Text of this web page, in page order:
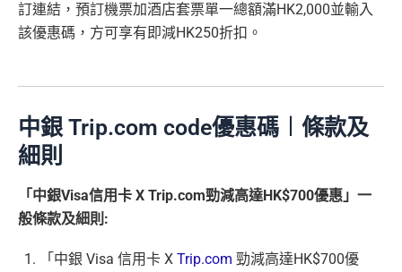
訂連結，預訂機票加酒店套票單一總額滿HK2,000並輸入
該優惠碼，方可享有即減HK250折扣。
中銀 Trip.com code優惠碼︱條款及
細則
「中銀Visa信用卡 X Trip.com勁減高達HK$700優惠」一
般條款及細則:
「中銀 Visa 信用卡 X Trip.com 勁減高達HK$700優